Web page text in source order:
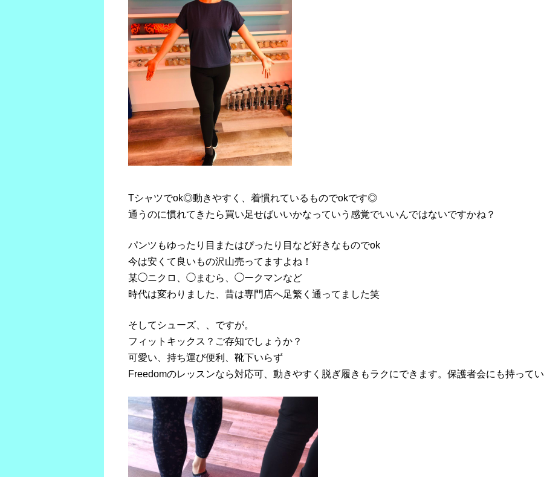
Tシャツでok◎動きやすく、着慣れているものでokです◎
通うのに慣れてきたら買い足せばいいかなっていう感覚でいいんではないですかね？
パンツもゆったり目またはぴったり目など好きなものでok
今は安くて良いもの沢山売ってますよね！
某◯ニクロ、◯まむら、◯ークマンなど
時代は変わりました、昔は専門店へ足繁く通ってました笑
そしてシューズ、、ですが。
フィットキックス？ご存知でしょうか？
可愛い、持ち運び便利、靴下いらず
Freedomのレッスンなら対応可、動きやすく脱ぎ履きもラクにできます。保護者会にも持って